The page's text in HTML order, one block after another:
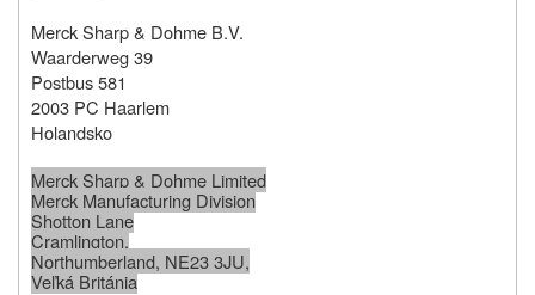
Merck Sharp & Dohme B.V.
Waarderweg 39
Postbus 581
2003 PC Haarlem
Holandsko
Merck Sharp & Dohme Limited
Merck Manufacturing Division
Shotton Lane
Cramlington,
Northumberland, NE23 3JU,
Veľká Británia